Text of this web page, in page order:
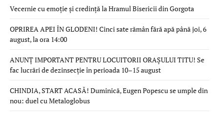
Vecernie cu emoție și credință la Hramul Bisericii din Gorgota
OPRIREA APEI ÎN GLODENI! Cinci sate rămân fără apă până joi, 6
august, la ora 14:00
ANUNȚ IMPORTANT PENTRU LOCUITORII ORAȘULUI TITU! Se
fac lucrări de dezinsecție în perioada 10–15 august
CHINDIA, START ACASĂ! Duminică, Eugen Popescu se umple din
nou: duel cu Metaloglobus